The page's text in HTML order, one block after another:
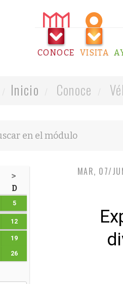
CONOCE VISITA
Inicio Conoce
>
D
5
12
19
26
MAR, 07/